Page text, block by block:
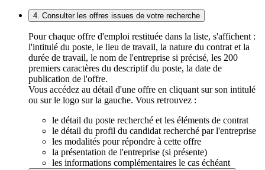
4. Consulter les offres issues de votre recherche
Pour chaque offre d'emploi restituée dans la liste, s'affichent :
l'intitulé du poste, le lieu de travail, la nature du contrat et la
durée de travail, le nom de l'entreprise si précisé, les 200
premiers caractères du descriptif du poste, la date de
publication de l'offre.
Vous accédez au détail d'une offre en cliquant sur son intitulé
ou sur le logo sur la gauche. Vous retrouvez :
le détail du poste recherché et les éléments de contrat
le détail du profil du candidat recherché par l'entreprise
les modalités pour répondre à cette offre
la présentation de l'entreprise (si présente)
les informations complémentaires le cas échéant